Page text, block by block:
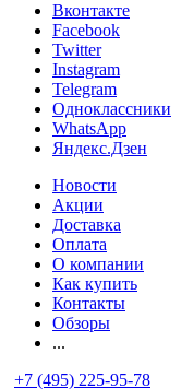
Вконтакте
Facebook
Twitter
Instagram
Telegram
Одноклассники
WhatsApp
Яндекс.Дзен
Новости
Акции
Доставка
Оплата
О компании
Как купить
Контакты
Обзоры
...
+7 (495) 225-95-78